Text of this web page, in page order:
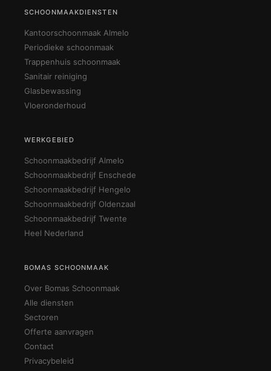
SCHOONMAAKDIENSTEN
Kantoorschoonmaak Almelo
Periodieke schoonmaak
Trappenhuis schoonmaak
Sanitair reiniging
Glasbewassing
Vloeronderhoud
WERKGEBIED
Schoonmaakbedrijf Almelo
Schoonmaakbedrijf Enschede
Schoonmaakbedrijf Hengelo
Schoonmaakbedrijf Oldenzaal
Schoonmaakbedrijf Twente
Heel Nederland
BOMAS SCHOONMAAK
Over Bomas Schoonmaak
Alle diensten
Sectoren
Offerte aanvragen
Contact
Privacybeleid